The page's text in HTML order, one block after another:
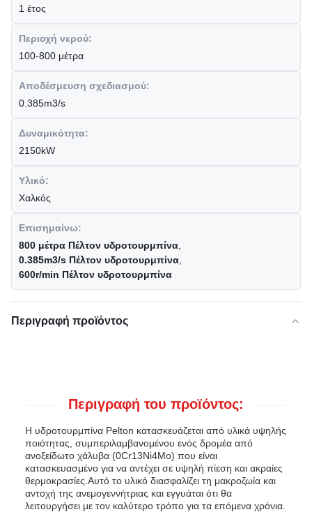
1 έτος
Περιοχή νερού:
100-800 μέτρα
Αποδέσμευση σχεδιασμού:
0.385m3/s
Δυναμικότητα:
2150kW
Υλικό:
Χαλκός
Επισημαίνω:
800 μέτρα Πέλτον υδροτουρμπίνα
0.385m3/s Πέλτον υδροτουρμπίνα
600r/min Πέλτον υδροτουρμπίνα
Περιγραφή προϊόντος
Περιγραφή του προϊόντος:
Η υδροτουρμπίνα Pelton κατασκευάζεται από υλικά υψηλής
ποιότητας, συμπεριλαμβανομένου ενός δρομέα από
ανοξείδωτο χάλυβα (0Cr13Ni4Mo) που είναι
κατασκευασμένο για να αντέχει σε υψηλή πίεση και ακραίες
θερμοκρασίες.Αυτό το υλικό διασφαλίζει τη μακροζωία και
αντοχή της ανεμογεννήτριας και εγγυάται ότι θα
λειτουργήσει με τον καλύτερο τρόπο για τα επόμενα χρόνια.